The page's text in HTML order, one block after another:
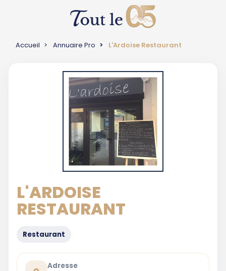
Accueil Annuaire Pro L'Ardoise Restaurant
L'ARDOISE
RESTAURANT
Restaurant
Adresse